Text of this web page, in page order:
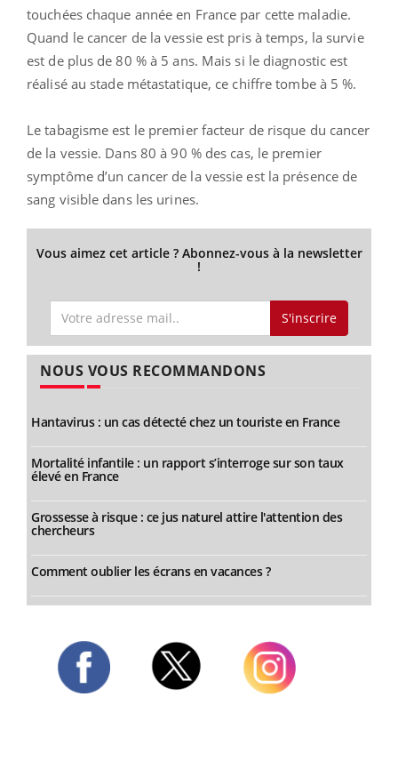
touchées chaque année en France par cette maladie.
Quand le cancer de la vessie est pris à temps, la survie
est de plus de 80 % à 5 ans. Mais si le diagnostic est
réalisé au stade métastatique, ce chiffre tombe à 5 %.
Le tabagisme est le premier facteur de risque du cancer
de la vessie. Dans 80 à 90 % des cas, le premier
symptôme d’un cancer de la vessie est la présence de
sang visible dans les urines.
Vous aimez cet article ? Abonnez-vous à la newsletter
!
S'inscrire
NOUS VOUS RECOMMANDONS
Hantavirus : un cas détecté chez un touriste en France
Mortalité infantile : un rapport s’interroge sur son taux
élevé en France
Grossesse à risque : ce jus naturel attire l'attention des
chercheurs
Comment oublier les écrans en vacances ?